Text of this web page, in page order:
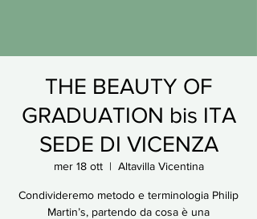
THE BEAUTY OF
GRADUATION bis ITA
SEDE DI VICENZA
mer 18 ott
  |
Altavilla Vicentina
Condivideremo metodo e terminologia Philip
Martin’s, partendo da cosa è una